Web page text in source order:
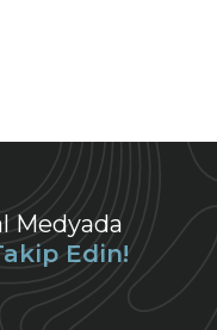
Medyada
Edin!